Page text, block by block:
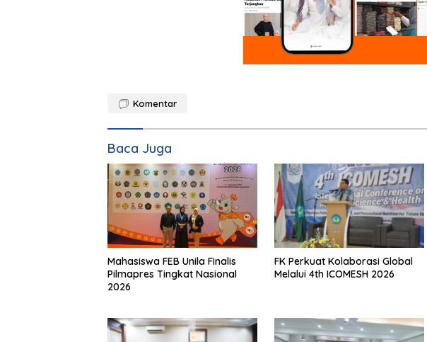
Komentar
Baca Juga
Mahasiswa FEB Unila Finalis
Pilmapres Tingkat Nasional
2026
FK Perkuat Kolaborasi Global
Melalui 4th ICOMESH 2026